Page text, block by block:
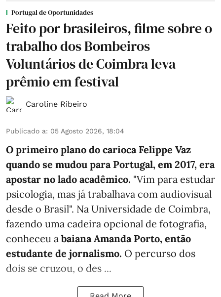
Portugal de Oportunidades
Feito por brasileiros, filme sobre o
trabalho dos Bombeiros
Voluntários de Coimbra leva
prêmio em festival
Caroline Ribeiro
Publicado a: 05 Agosto 2026, 18:04
O primeiro plano do carioca Felippe Vaz
quando se mudou para Portugal, em 2017, era
apostar no lado acadêmico. "Vim para estudar
psicologia, mas já trabalhava com audiovisual
desde o Brasil". Na Universidade de Coimbra,
fazendo uma cadeira opcional de fotografia,
conheceu a baiana Amanda Porto, então
estudante de jornalismo. O percurso dos
dois se cruzou, o des ...